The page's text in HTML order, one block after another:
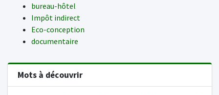
bureau-hôtel
Impôt indirect
Eco-conception
documentaire
Mots à découvrir